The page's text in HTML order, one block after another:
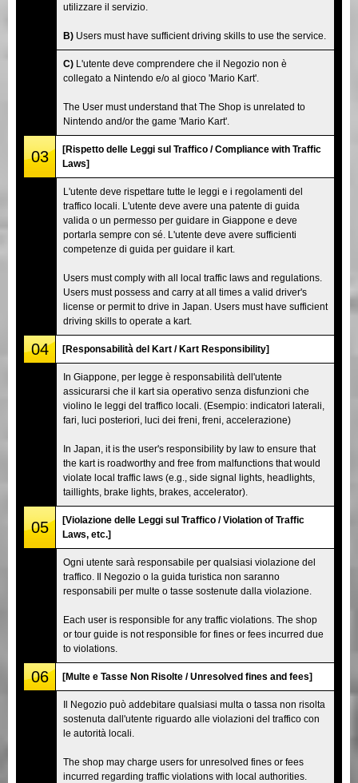
utilizzare il servizio.
B) Users must have sufficient driving skills to use the service.
C) L'utente deve comprendere che il Negozio non è
collegato a Nintendo e/o al gioco 'Mario Kart'.
The User must understand that The Shop is unrelated to
Nintendo and/or the game 'Mario Kart'.
03
[Rispetto delle Leggi sul Traffico / Compliance with Traffic
Laws]
L'utente deve rispettare tutte le leggi e i regolamenti del
traffico locali. L'utente deve avere una patente di guida
valida o un permesso per guidare in Giappone e deve
portarla sempre con sé. L'utente deve avere sufficienti
competenze di guida per guidare il kart.
Users must comply with all local traffic laws and regulations.
Users must possess and carry at all times a valid driver's
license or permit to drive in Japan. Users must have sufficient
driving skills to operate a kart.
04 [Responsabilità del Kart / Kart Responsibility]
In Giappone, per legge è responsabilità dell'utente
assicurarsi che il kart sia operativo senza disfunzioni che
violino le leggi del traffico locali. (Esempio: indicatori laterali,
fari, luci posteriori, luci dei freni, freni, accelerazione)
In Japan, it is the user's responsibility by law to ensure that
the kart is roadworthy and free from malfunctions that would
violate local traffic laws (e.g., side signal lights, headlights,
taillights, brake lights, brakes, accelerator).
05
[Violazione delle Leggi sul Traffico / Violation of Traffic
Laws, etc.]
Ogni utente sarà responsabile per qualsiasi violazione del
traffico. Il Negozio o la guida turistica non saranno
responsabili per multe o tasse sostenute dalla violazione.
Each user is responsible for any traffic violations. The shop
or tour guide is not responsible for fines or fees incurred due
to violations.
06 [Multe e Tasse Non Risolte / Unresolved fines and fees]
Il Negozio può addebitare qualsiasi multa o tassa non risolta
sostenuta dall'utente riguardo alle violazioni del traffico con
le autorità locali.
The shop may charge users for unresolved fines or fees
incurred regarding traffic violations with local authorities.